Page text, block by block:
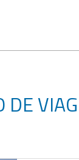
DE